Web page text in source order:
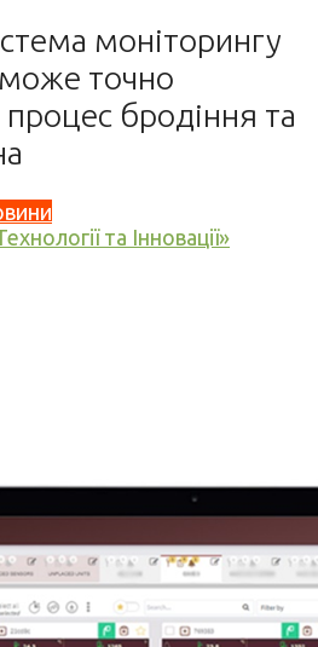
моніторингу
точно
бродіння та
та Інновації»